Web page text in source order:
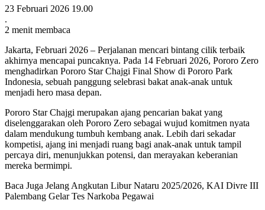
23 Februari 2026 19.00
.
2 menit membaca
Jakarta, Februari 2026 – Perjalanan mencari bintang cilik terbaik
akhirnya mencapai puncaknya. Pada 14 Februari 2026, Pororo Zero
menghadirkan Pororo Star Chajgi Final Show di Pororo Park
Indonesia, sebuah panggung selebrasi bakat anak-anak untuk
menjadi hero masa depan.
Pororo Star Chajgi merupakan ajang pencarian bakat yang
diselenggarakan oleh Pororo Zero sebagai wujud komitmen nyata
dalam mendukung tumbuh kembang anak. Lebih dari sekadar
kompetisi, ajang ini menjadi ruang bagi anak-anak untuk tampil
percaya diri, menunjukkan potensi, dan merayakan keberanian
mereka bermimpi.
Baca Juga Jelang Angkutan Libur Nataru 2025/2026, KAI Divre III
Palembang Gelar Tes Narkoba Pegawai